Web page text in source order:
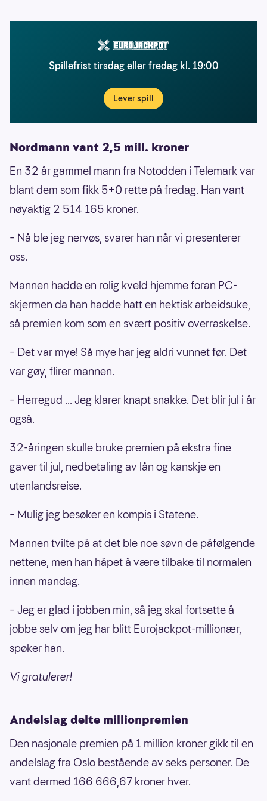
Spillefrist tirsdag eller fredag kl. 19:00
Lever spill
Nordmann vant 2,5 mill. kroner
En 32 år gammel mann fra Notodden i Telemark var
blant dem som fikk 5+0 rette på fredag. Han vant
nøyaktig 2 514 165 kroner.
– Nå ble jeg nervøs, svarer han når vi presenterer
oss.
Mannen hadde en rolig kveld hjemme foran PC-
skjermen da han hadde hatt en hektisk arbeidsuke,
så premien kom som en svært positiv overraskelse.
– Det var mye! Så mye har jeg aldri vunnet før. Det
var gøy, flirer mannen.
– Herregud ... Jeg klarer knapt snakke. Det blir jul i år
også.
32-åringen skulle bruke premien på ekstra fine
gaver til jul, nedbetaling av lån og kanskje en
utenlandsreise.
– Mulig jeg besøker en kompis i Statene.
Mannen tvilte på at det ble noe søvn de påfølgende
nettene, men han håpet å være tilbake til normalen
innen mandag.
– Jeg er glad i jobben min, så jeg skal fortsette å
jobbe selv om jeg har blitt Eurojackpot-millionær,
spøker han.
Vi gratulerer!
Andelslag delte millionpremien
Den nasjonale premien på 1 million kroner gikk til en
andelslag fra Oslo bestående av seks personer. De
vant dermed 166 666,67 kroner hver.